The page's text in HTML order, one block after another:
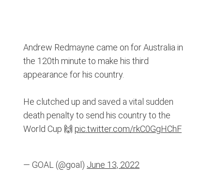
Andrew Redmayne came on for Australia in
the 120th minute to make his third
appearance for his country.
He clutched up and saved a vital sudden
death penalty to send his country to the
World Cup 🙌 pic.twitter.com/rkC0GgHChF
— GOAL (@goal) June 13, 2022